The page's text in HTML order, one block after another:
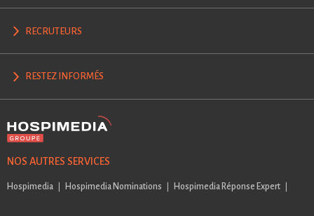
RECRUTEURS
RESTEZ INFORMÉS
NOS AUTRES SERVICES
Hospimedia Hospimedia Nominations Hospimedia Réponse Expert